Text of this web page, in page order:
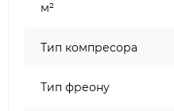
м²
Тип компресора
Тип фреону